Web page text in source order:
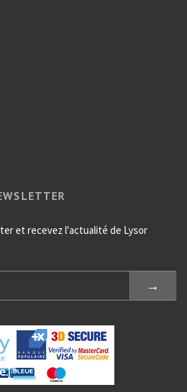
et recevez l'actualité de Lysor